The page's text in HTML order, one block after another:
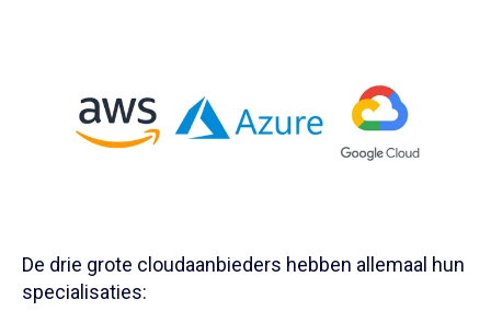
De drie grote cloudaanbieders hebben allemaal hun
specialisaties: